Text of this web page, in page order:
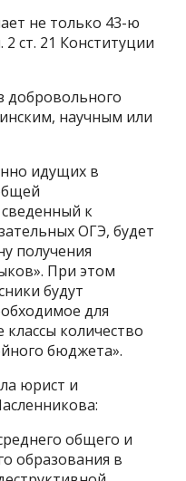
не только 43-ю
ст. 21 Конституции
добровольного
научным или
идущих в
к
ОГЭ, будет
получения
При этом
будут
для
количество
бюджета».
юрист и
общего и
образования в